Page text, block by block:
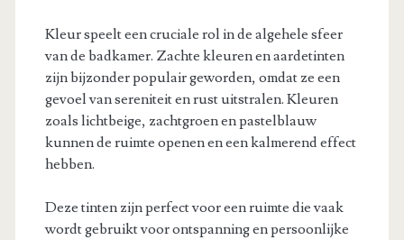
Kleur speelt een cruciale rol in de algehele sfeer
van de badkamer. Zachte kleuren en aardetinten
zijn bijzonder populair geworden, omdat ze een
gevoel van sereniteit en rust uitstralen. Kleuren
zoals lichtbeige, zachtgroen en pastelblauw
kunnen de ruimte openen en een kalmerend effect
hebben.
Deze tinten zijn perfect voor een ruimte die vaak
wordt gebruikt voor ontspanning en persoonlijke